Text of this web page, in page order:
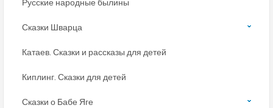
Русские народные былины
Сказки Шварца
Катаев. Сказки и рассказы для детей
Киплинг. Сказки для детей
Сказки о Бабе Яге